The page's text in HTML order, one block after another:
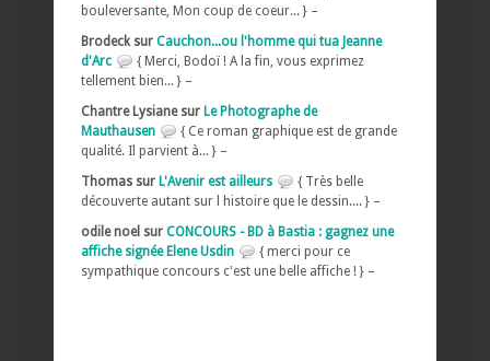
bouleversante, Mon coup de coeur... } –
Brodeck sur Cauchon...ou l'homme qui tua Jeanne
d'Arc
{ Merci, Bodoï ! A la fin, vous exprimez
tellement bien... } –
Chantre Lysiane sur Le Photographe de
Mauthausen
{ Ce roman graphique est de grande
qualité. Il parvient à... } –
Thomas sur L'Avenir est ailleurs
{ Très belle
découverte autant sur l histoire que le dessin.... } –
odile noel sur CONCOURS - BD à Bastia : gagnez une
affiche signée Elene Usdin
{ merci pour ce
sympathique concours c'est une belle affiche ! } –